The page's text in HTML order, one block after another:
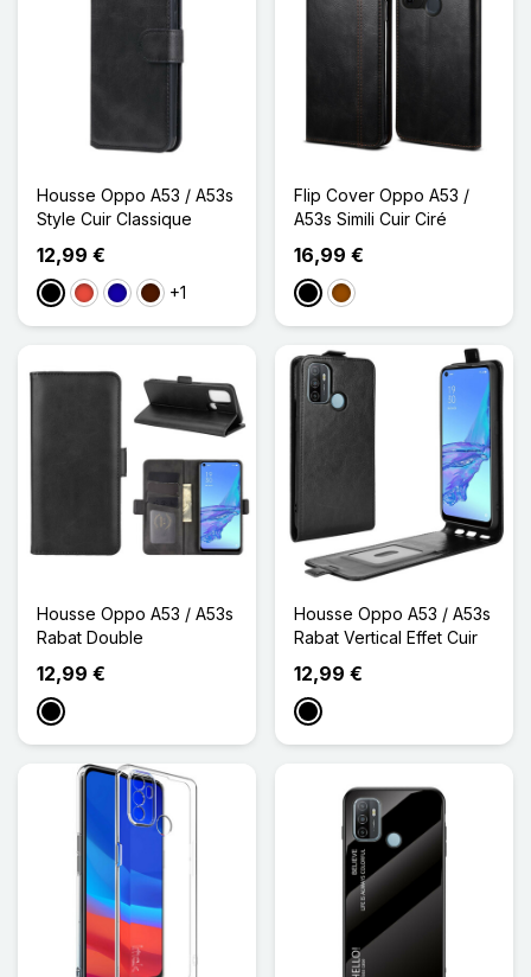
Housse Oppo A53 / A53s
Style Cuir Classique
12,99 €
NoirRougeBleu Foncé
Marron Foncé
+1
Flip Cover Oppo A53 /
A53s Simili Cuir Ciré
16,99 €
NoirMarron
Housse Oppo A53 / A53s
Rabat Double
12,99 €
Noir
Housse Oppo A53 / A53s
Rabat Vertical Effet Cuir
12,99 €
Noir